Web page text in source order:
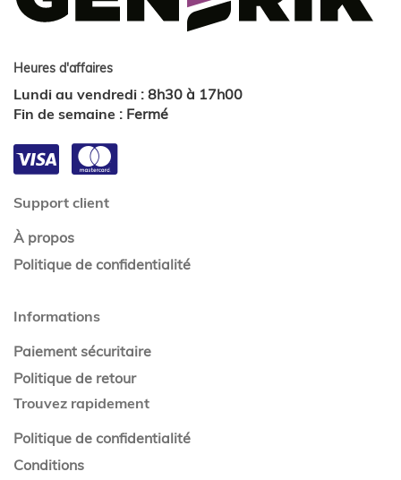
Heures d'affaires
Lundi au vendredi : 8h30 à 17h00
Fin de semaine : Fermé
Support client
À propos
Politique de confidentialité
Informations
Paiement sécuritaire
Politique de retour
Trouvez rapidement
Politique de confidentialité
Conditions